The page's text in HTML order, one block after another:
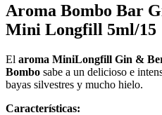
Aroma Bombo Bar
Mini Longfill 5ml/15
El aroma MiniLongfill Gin &
Bombo sabe a un delicioso e
bayas silvestres y mucho hielo.
Características: